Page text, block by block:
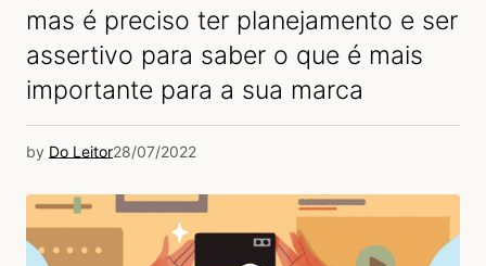
mas é preciso ter planejamento e ser
assertivo para saber o que é mais
importante para a sua marca
by Do Leitor28/07/2022